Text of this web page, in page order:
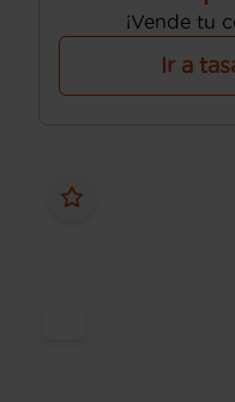
¡Vende tu
Ir a